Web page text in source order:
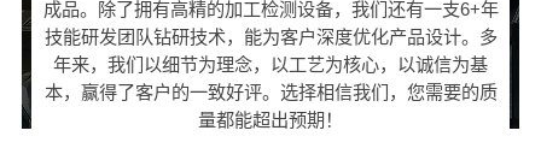
成品。除了拥有高精的加工检测设备，我们还有一支6+年
技能研发团队钻研技术，能为客户深度优化产品设计。多
年来，我们以细节为理念，以工艺为核心，以诚信为基
本，赢得了客户的一致好评。选择相信我们，您需要的质
量都能超出预期！